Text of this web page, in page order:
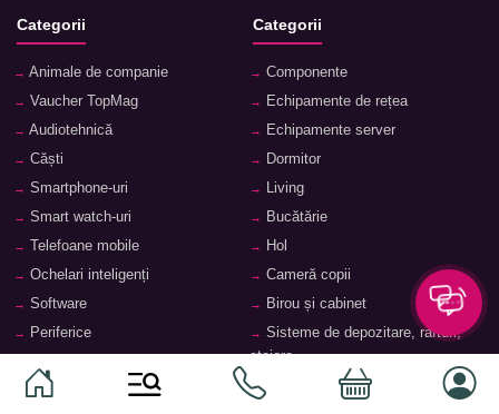
Categorii
Animale de companie
Vaucher TopMag
Audiotehnică
Căști
Smartphone-uri
Smart watch-uri
Telefoane mobile
Ochelari inteligenți
Software
Periferice
Tablete și accesorii
Categorii
Componente
Echipamente de rețea
Echipamente server
Dormitor
Living
Bucătărie
Hol
Cameră copii
Birou și cabinet
Sisteme de depozitare, rafturi,
etajere
Feronerie și accesorii pentru